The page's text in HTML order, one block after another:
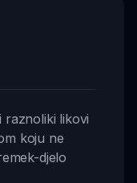
raznoliki likovi
koju ne
djelo